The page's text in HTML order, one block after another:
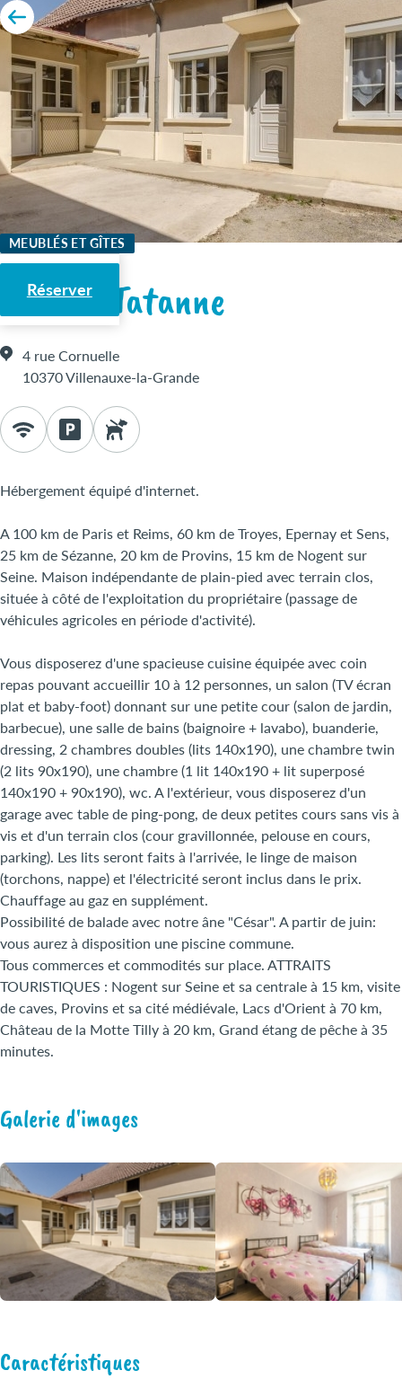
MEUBLÉS ET GÎTES
Réserver
Gîte de Tatanne
4 rue Cornuelle
10370 Villenauxe-la-Grande
Hébergement équipé d'internet.
A 100 km de Paris et Reims, 60 km de Troyes, Epernay et Sens,
25 km de Sézanne, 20 km de Provins, 15 km de Nogent sur
Seine. Maison indépendante de plain-pied avec terrain clos,
située à côté de l'exploitation du propriétaire (passage de
véhicules agricoles en période d'activité).
Vous disposerez d'une spacieuse cuisine équipée avec coin
repas pouvant accueillir 10 à 12 personnes, un salon (TV écran
plat et baby-foot) donnant sur une petite cour (salon de jardin,
barbecue), une salle de bains (baignoire + lavabo), buanderie,
dressing, 2 chambres doubles (lits 140x190), une chambre twin
(2 lits 90x190), une chambre (1 lit 140x190 + lit superposé
140x190 + 90x190), wc. A l'extérieur, vous disposerez d'un
garage avec table de ping-pong, de deux petites cours sans vis à
vis et d'un terrain clos (cour gravillonnée, pelouse en cours,
parking). Les lits seront faits à l'arrivée, le linge de maison
(torchons, nappe) et l'électricité seront inclus dans le prix.
Chauffage au gaz en supplément.
Possibilité de balade avec notre âne "César". A partir de juin:
vous aurez à disposition une piscine commune.
Tous commerces et commodités sur place. ATTRAITS
TOURISTIQUES : Nogent sur Seine et sa centrale à 15 km, visite
de caves, Provins et sa cité médiévale, Lacs d'Orient à 70 km,
Château de la Motte Tilly à 20 km, Grand étang de pêche à 35
minutes.
Galerie d'images
Caractéristiques